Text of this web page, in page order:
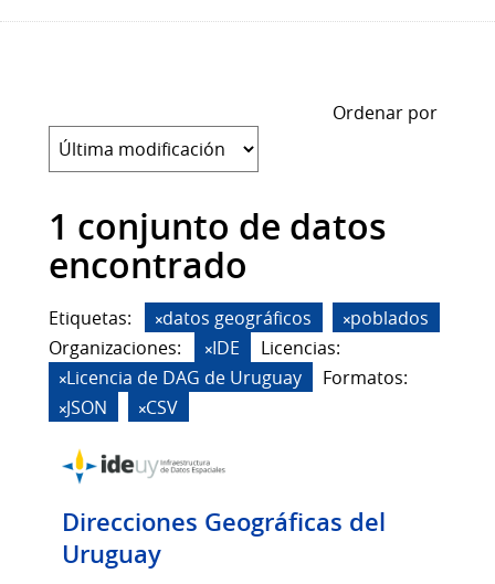
Ordenar por
1 conjunto de datos
encontrado
Etiquetas: datos geográficos
poblados
Organizaciones:
IDE
Licencias:
Licencia de DAG de Uruguay
Formatos:
JSON
CSV
Direcciones Geográficas del
Uruguay